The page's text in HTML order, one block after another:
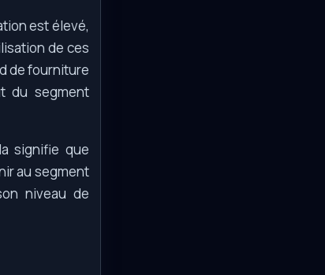
est élevé,
de ces
de fourniture
du segment
signifie que
au segment
niveau de